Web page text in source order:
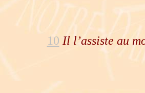
10 Il l’assiste au